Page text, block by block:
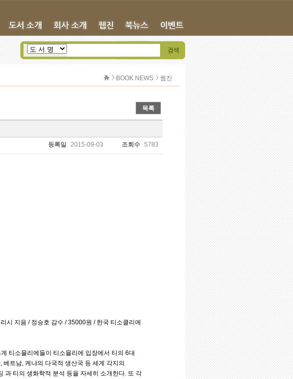
BOOK NEWS 웹진
목록
등록일 2015-09-03 조회수 5783
시 지음 / 정승호 감수 / 35000원 / 한국 티소클리에
티소믈리에들이 티소믈리에 입장에서 티의 6대
트남, 케냐의 다국적 생산국 등 세계 각지의
과 티의 생화학적 분석 등을 자세히 소개한다. 또 각